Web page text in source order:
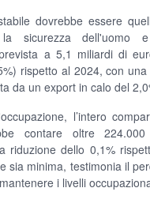
dovrebbe essere
sicurezza dell'uomo
a 5,1 miliardi di
rispetto al 2024, con
da un export in calo del
l’intero
contare oltre
riduzione dello 0,1%
sia minima, testimonia il
i livelli